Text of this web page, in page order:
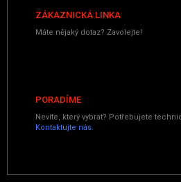
ZÁKAZNICKÁ LINKA
Máte nějaký dotaz? Zavolejte!
PORADÍME
Nevíte, který vybrat? Potřebujete
Kontaktujte nás.